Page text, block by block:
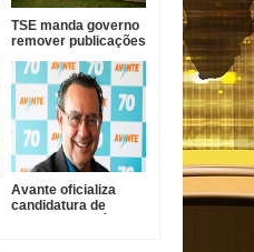
TSE manda governo
remover publicações
redes oficiais
Avante oficializa
candidatura de